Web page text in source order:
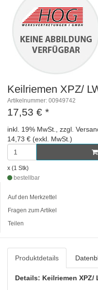
Keilriemen XPZ/
Artikelnummer: 00949742
17,53 € *
inkl. 19% MwSt., zzgl.
14,73 € (exkl. MwSt.)
x (1 Stk)
bestellbar
Auf den Merkzettel
Fragen zum Artikel
Teilen
Produktdetails
Details: Keilriemen XPZ/